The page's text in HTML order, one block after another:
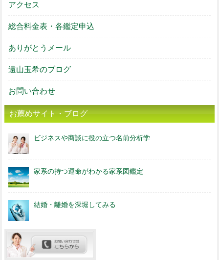
アクセス
総合料金表・各鑑定申込
ありがとうメール
遠山玉希のブログ
お問い合わせ
お薦めサイト・ブログ
ビジネスや商談に役の立つ名前分析学
家系の持つ運命がわかる家系図鑑定
結婚・離婚を深堀してみる